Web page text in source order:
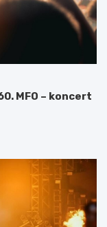
MFO – koncert